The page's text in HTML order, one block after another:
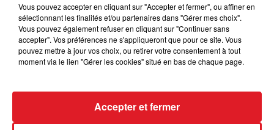
pouvoir présenter ce spectacle "à 50
millions de...
TITRES DIFFUSÉS
Vous pouvez accepter en cliquant sur "Accepter et fermer", ou affiner en
sélectionnant les finalités et/ou partenaires dans "Gérer mes choix".
Vous pouvez également refuser en cliquant sur "Continuer sans
accepter". Vos préférences ne s'appliqueront que pour ce site. Vous
pouvez mettre à jour vos choix, ou retirer votre consentement à tout
moment via le lien "Gérer les cookies" situé en bas de chaque page.
Accepter et fermer